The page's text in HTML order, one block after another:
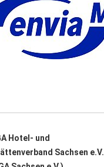
Hotel- und
Sachsen e.V.